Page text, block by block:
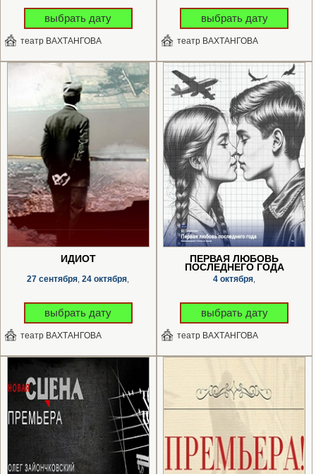
выбрать дату
театр ВАХТАНГОВА
выбрать дату
театр ВАХТАНГОВА
ИДИОТ
27 сентября 24 октября
выбрать дату
театр ВАХТАНГОВА
ПЕРВАЯ ЛЮБОВЬ
ПОСЛЕДНЕГО ГОДА
4 октября
выбрать дату
театр ВАХТАНГОВА